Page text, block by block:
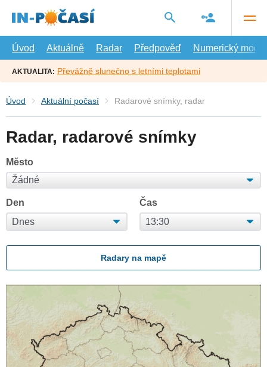
hlavní
Úvod
Aktuálně Radar Předpověď Numerický model
AKTUALITA: Převážně slunečno s letními teplotami
Úvod Aktuální počasí Radarové snímky, radar
Radar, radarové snímky
Město
Den Čas
Radary na mapě